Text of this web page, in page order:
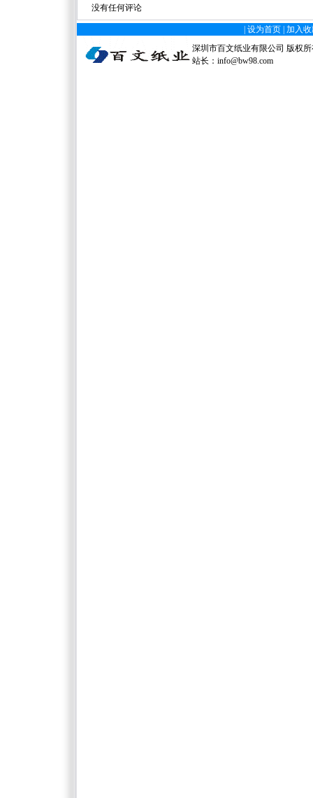
没有任何评论
设为首页 加入
深圳市百文纸业有限公司 版权
站长： info@bw98.com